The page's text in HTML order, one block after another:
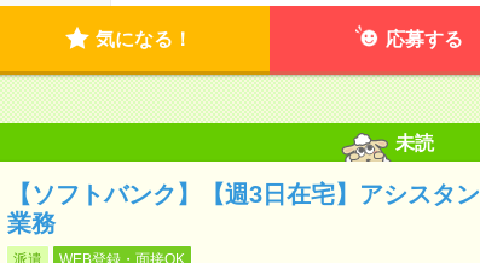
気になる！ 応募する
未読
【ソフトバンク】【週3日在宅】アシスタ
業務
派遣 WEB登録・面接OK